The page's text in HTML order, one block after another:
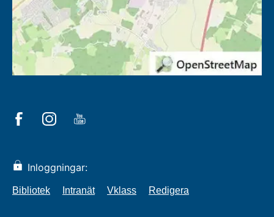
Inloggningar:
Bibliotek Intranät Vklass Redigera